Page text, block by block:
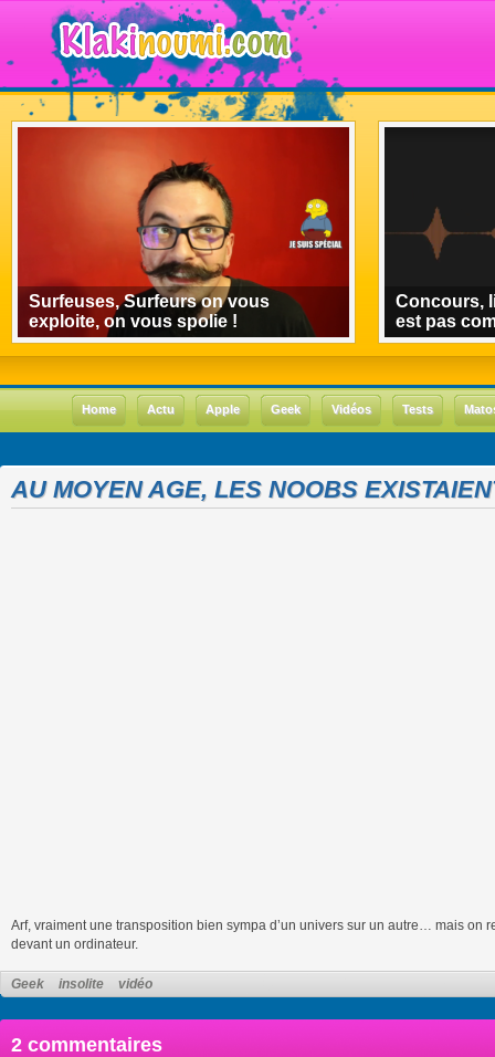
Surfeuses, Surfeurs on vous
exploite, on vous spolie !
Concours,
est pas
Home Actu Apple Geek Vidéos Tests
AU MOYEN AGE, LES NOOBS
Arf, vraiment une transposition bien sympa d’un univers sur un autre… mais on
devant un ordinateur.
Geek insolite vidéo
2 commentaires